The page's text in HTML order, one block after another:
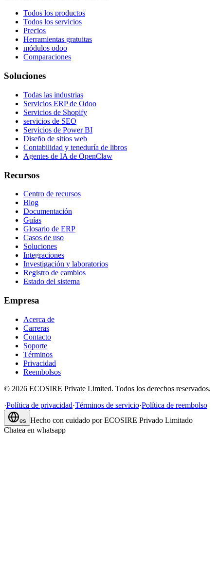
Todos los productos
Todos los servicios
Precios
Herramientas gratuitas
módulos odoo
Comparaciones
Soluciones
Todas las industrias
Servicios ERP de Odoo
Servicios de Shopify
servicios de SEO
Servicios de Power BI
Diseño de sitios web
Contabilidad y teneduría de libros
Agentes de IA de OpenClaw
Recursos
Centro de recursos
Blog
Documentación
Guías
Glosario de ERP
Casos de uso
Soluciones
Integraciones
Investigación y laboratorios
Registro de cambios
Estado del sistema
Empresa
Acerca de
Carreras
Contacto
Soporte
Términos
Privacidad
Reembolsos
© 2026 ECOSIRE Private Limited. Todos los derechos reservados.
·Política de privacidad·Términos de servicio·Política de reembolso
es Hecho con cuidado por ECOSIRE Privado Limitado
Chatea en whatsapp